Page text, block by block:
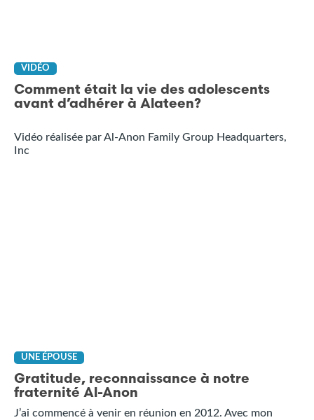
VIDÉO
Comment était la vie des adolescents
avant d’adhérer à Alateen?
Vidéo réalisée par Al-Anon Family Group Headquarters,
Inc
UNE ÉPOUSE
Gratitude, reconnaissance à notre
fraternité Al-Anon
J’ai commencé à venir en réunion en 2012. Avec mon